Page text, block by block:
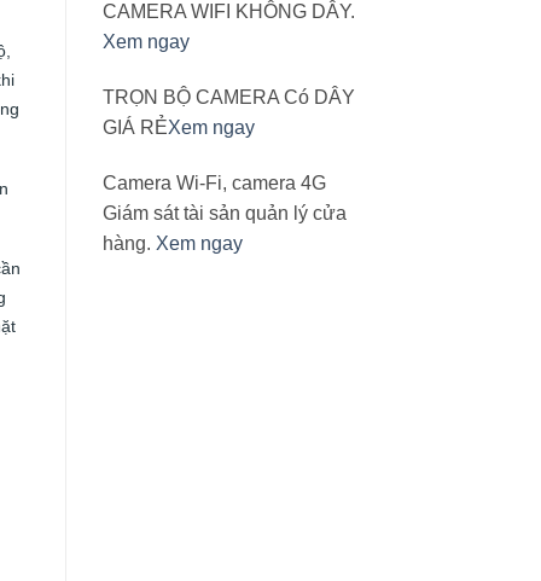
CAMERA WIFI KHÔNG DÂY.
Xem ngay
TRỌN BỘ CAMERA Có DÂY
GIÁ RẺXem ngay
Camera Wi-Fi, camera 4G
Giám sát tài sản quản lý cửa
hàng. Xem ngay